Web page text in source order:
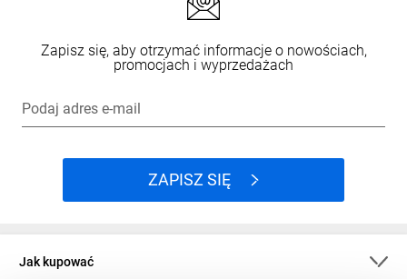
Zapisz się, aby otrzymać informacje o nowościach,
promocjach i wyprzedażach
Podaj adres e-mail
ZAPISZ SIĘ
Jak kupować